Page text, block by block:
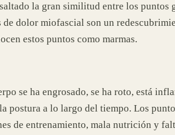
la gran similitud entre los
dolor miofascial son un
estos puntos como marmas.
se ha engrosado, se ha roto, está
postura a lo largo del tiempo. Los
de entrenamiento, mala nutrición y